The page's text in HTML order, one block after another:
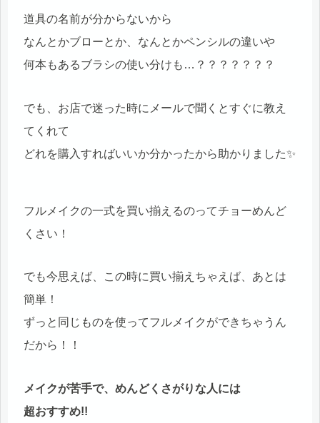
道具の名前が分からないから
なんとかブローとか、なんとかペンシルの違いや
何本もあるブラシの使い分けも…？？？？？？？
でも、お店で迷った時にメールで聞くとすぐに教え
てくれて
どれを購入すればいいか分かったから助かりました✨
フルメイクの一式を買い揃えるのってチョーめんど
くさい！
でも今思えば、この時に買い揃えちゃえば、あとは
簡単！
ずっと同じものを使ってフルメイクができちゃうん
だから！！
メイクが苦手で、めんどくさがりな人には
超おすすめ!!